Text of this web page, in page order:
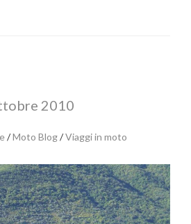
2010
/Moto Blog/Viaggi in moto